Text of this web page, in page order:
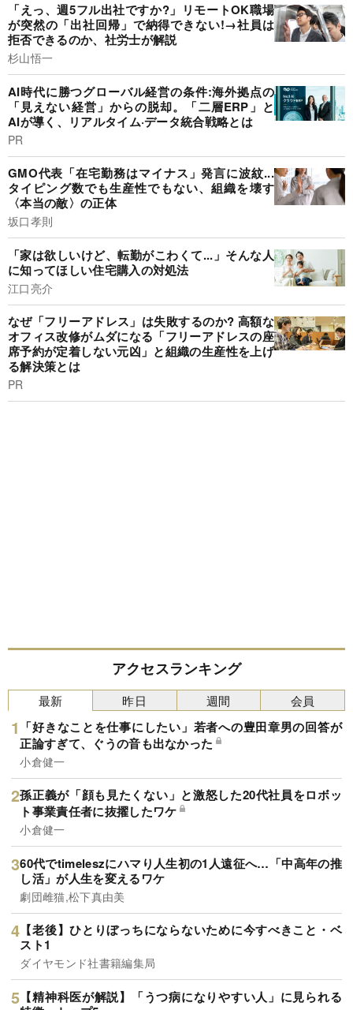
「えっ、週5フル出社ですか?」リモートOK職場
が突然の「出社回帰」で納得できない!→社員は
拒否できるのか、社労士が解説
杉山悟一
AI時代に勝つグローバル経営の条件:海外拠点の
「見えない経営」からの脱却。「二層ERP」と
AIが導く、リアルタイム·データ統合戦略とは
PR
GMO代表「在宅勤務はマイナス」発言に波紋...
タイピング数でも生産性でもない、組織を壊す
〈本当の敵〉の正体
坂口孝則
「家は欲しいけど、転勤がこわくて...」そんな人
に知ってほしい住宅購入の対処法
江口亮介
なぜ「フリーアドレス」は失敗するのか? 高額な
オフィス改修がムダになる「フリーアドレスの座
席予約が定着しない元凶」と組織の生産性を上げ
る解決策とは
PR
アクセスランキング
最新
「好きなことを仕事にしたい」若者への豊田章男の回答が
正論すぎて、ぐうの音も出なかった
小倉健一
孫正義が「顔も見たくない」と激怒した20代社員をロボッ
ト事業責任者に抜擢したワケ
小倉健一
60代でtimeleszにハマり人生初の1人遠征へ…「中高年の推
し活」が人生を変えるワケ
劇団雌猫,松下真由美
【老後】ひとりぼっちにならないために今すべきこと・ベ
スト1
ダイヤモンド社書籍編集局
【精神科医が解説】「うつ病になりやすい人」に見られる
昨日 週間 会員